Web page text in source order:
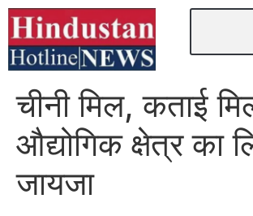
चीनी मिल, कताई
औद्योगिक क्षेत्र का
जायजा